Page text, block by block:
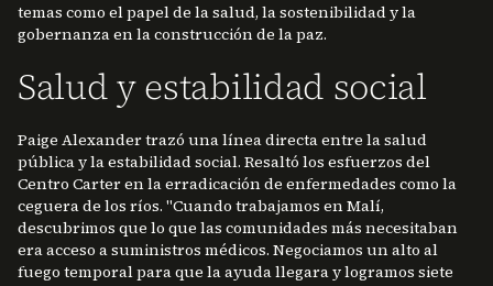
temas como el papel de la salud, la sostenibilidad y la
gobernanza en la construcción de la paz.
Salud y estabilidad social
Paige Alexander trazó una línea directa entre la salud
pública y la estabilidad social. Resaltó los esfuerzos del
Centro Carter en la erradicación de enfermedades como la
ceguera de los ríos. "Cuando trabajamos en Malí,
descubrimos que lo que las comunidades más necesitaban
era acceso a suministros médicos. Negociamos un alto al
fuego temporal para que la ayuda llegara y logramos siete